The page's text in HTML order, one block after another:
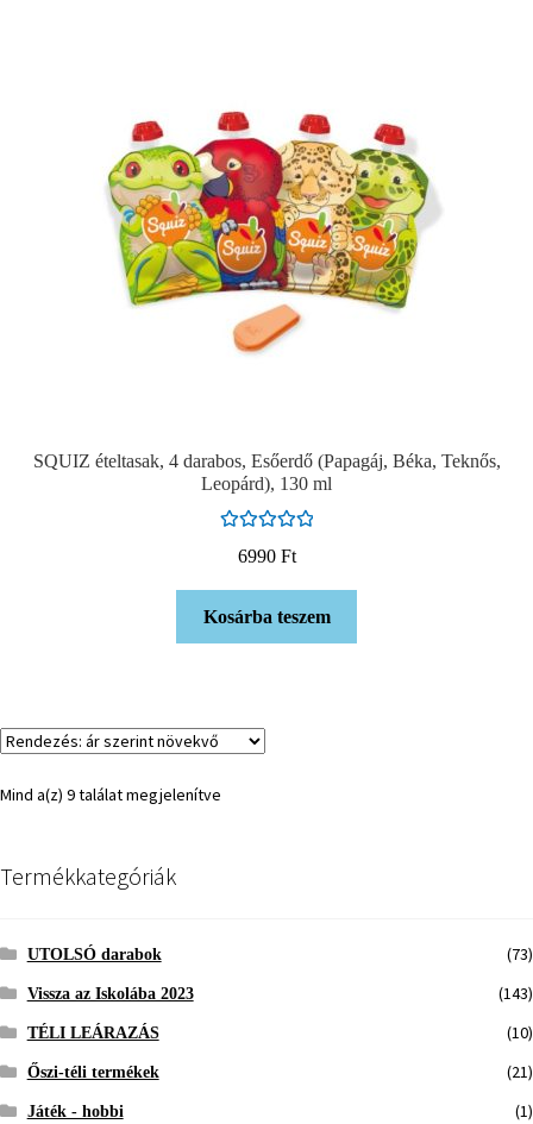
SQUIZ ételtasak, 4 darabos, Esőerdő (Papagáj, Béka, Teknős,
Leopárd), 130 ml
6990 Ft
Kosárba teszem
Mind a(z) 9 találat megjelenítve
Termékkategóriák
UTOLSÓ darabok (73)
Vissza az Iskolába 2023 (143)
TÉLI LEÁRAZÁS (10)
Őszi-téli termékek (21)
Játék - hobbi (1)